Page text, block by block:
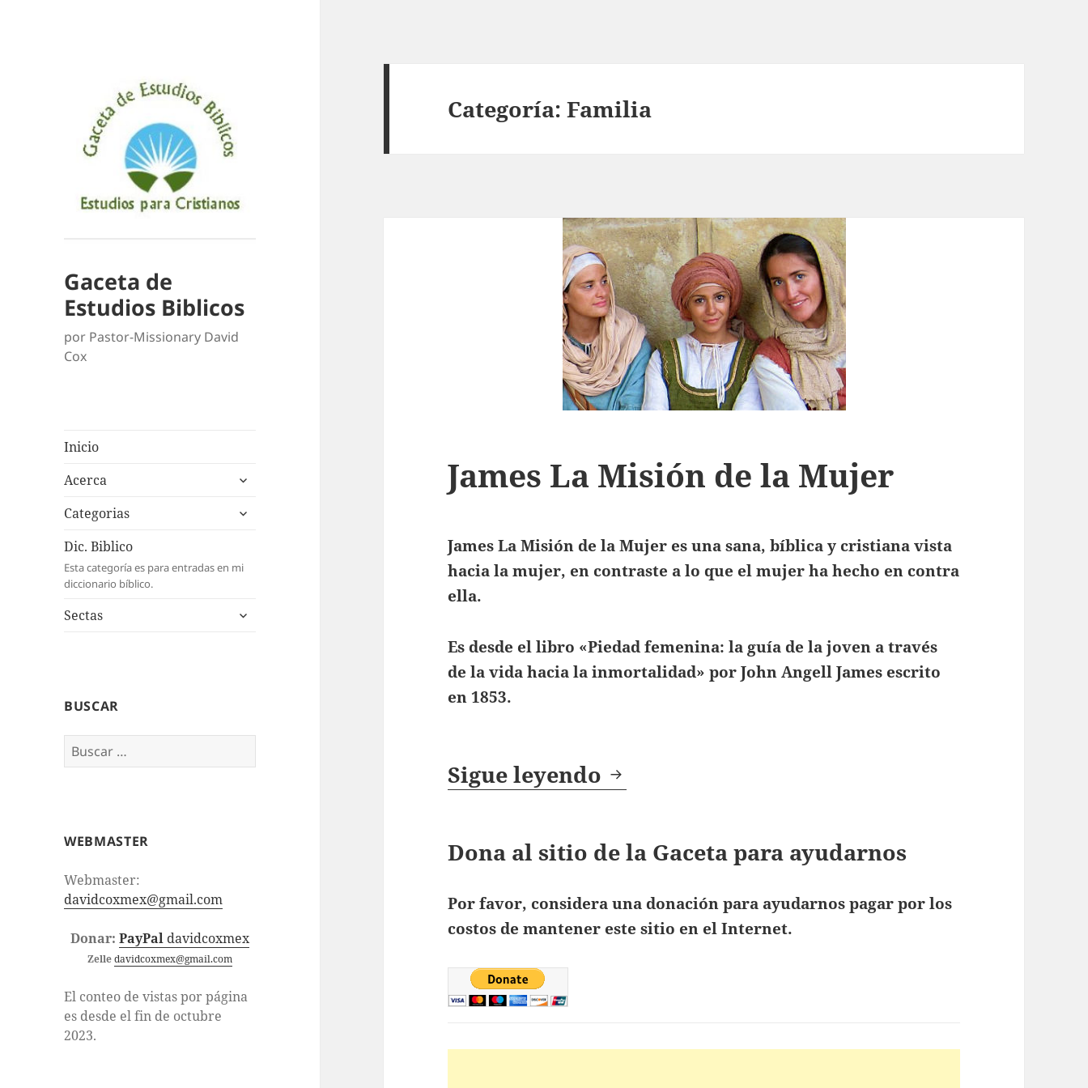
Gaceta de
Estudios Biblicos
por Pastor-Missionary David
Cox
Inicio
Acerca
expande
menú
Categorias
expande
inferior
Dic. Biblico
Esta categoría es para entradas en mi
diccionario bíblico.
Sectas
expande
BUSCAR
Buscar:
WEBMASTER
Webmaster:
davidcoxmex@gmail.com
Donar: PayPal davidcoxmex
Zelledavidcoxmex@gmail.com
El conteo de vistas por página
es desde el fin de octubre
2023.
Categoría:Familia
James La Misión de la Mujer
James La Misión de la Mujer es una sana, bíblica y cristiana vista
hacia la mujer, en contraste a lo que el mujer ha hecho en contra
ella.
Es desde el libro «Piedad femenina: la guía de la joven a través
de la vida hacia la inmortalidad» por John Angell James escrito
en 1853.
Sigue leyendo James La Misión de la Mujer
Dona al sitio de la Gaceta para ayudarnos
Por favor, considera una donación para ayudarnos pagar por los
costos de mantener este sitio en el Internet.